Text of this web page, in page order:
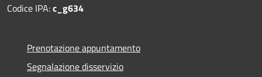
Codice IPA:c_g634
Prenotazione appuntamento
Segnalazione disservizio